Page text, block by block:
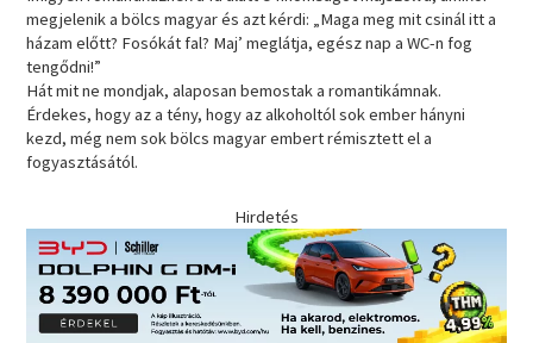
megjelenik a bölcs magyar és azt kérdi: „Maga meg mit csinál itt a
házam előtt? Fosókát fal? Maj’ meglátja, egész nap a WC-n fog
tengődni!”
Hát mit ne mondjak, alaposan bemostak a romantikámnak.
Érdekes, hogy az a tény, hogy az alkoholtól sok ember hányni
kezd, még nem sok bölcs magyar embert rémisztett el a
fogyasztásától.
Hirdetés